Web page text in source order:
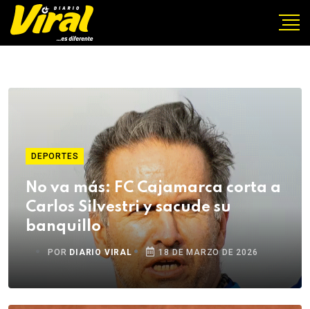
DEPORTES
No va más: FC Cajamarca corta a
Carlos Silvestri y sacude su
banquillo
POR DIARIO VIRAL 18 DE MARZO DE 2026